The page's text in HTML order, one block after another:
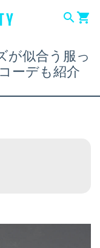
searchshopping_cart
が似合う服っ
ーデも紹介